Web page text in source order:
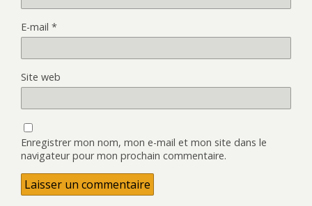
E-mail *
Site web
Enregistrer mon nom, mon e-mail et mon site dans le
navigateur pour mon prochain commentaire.